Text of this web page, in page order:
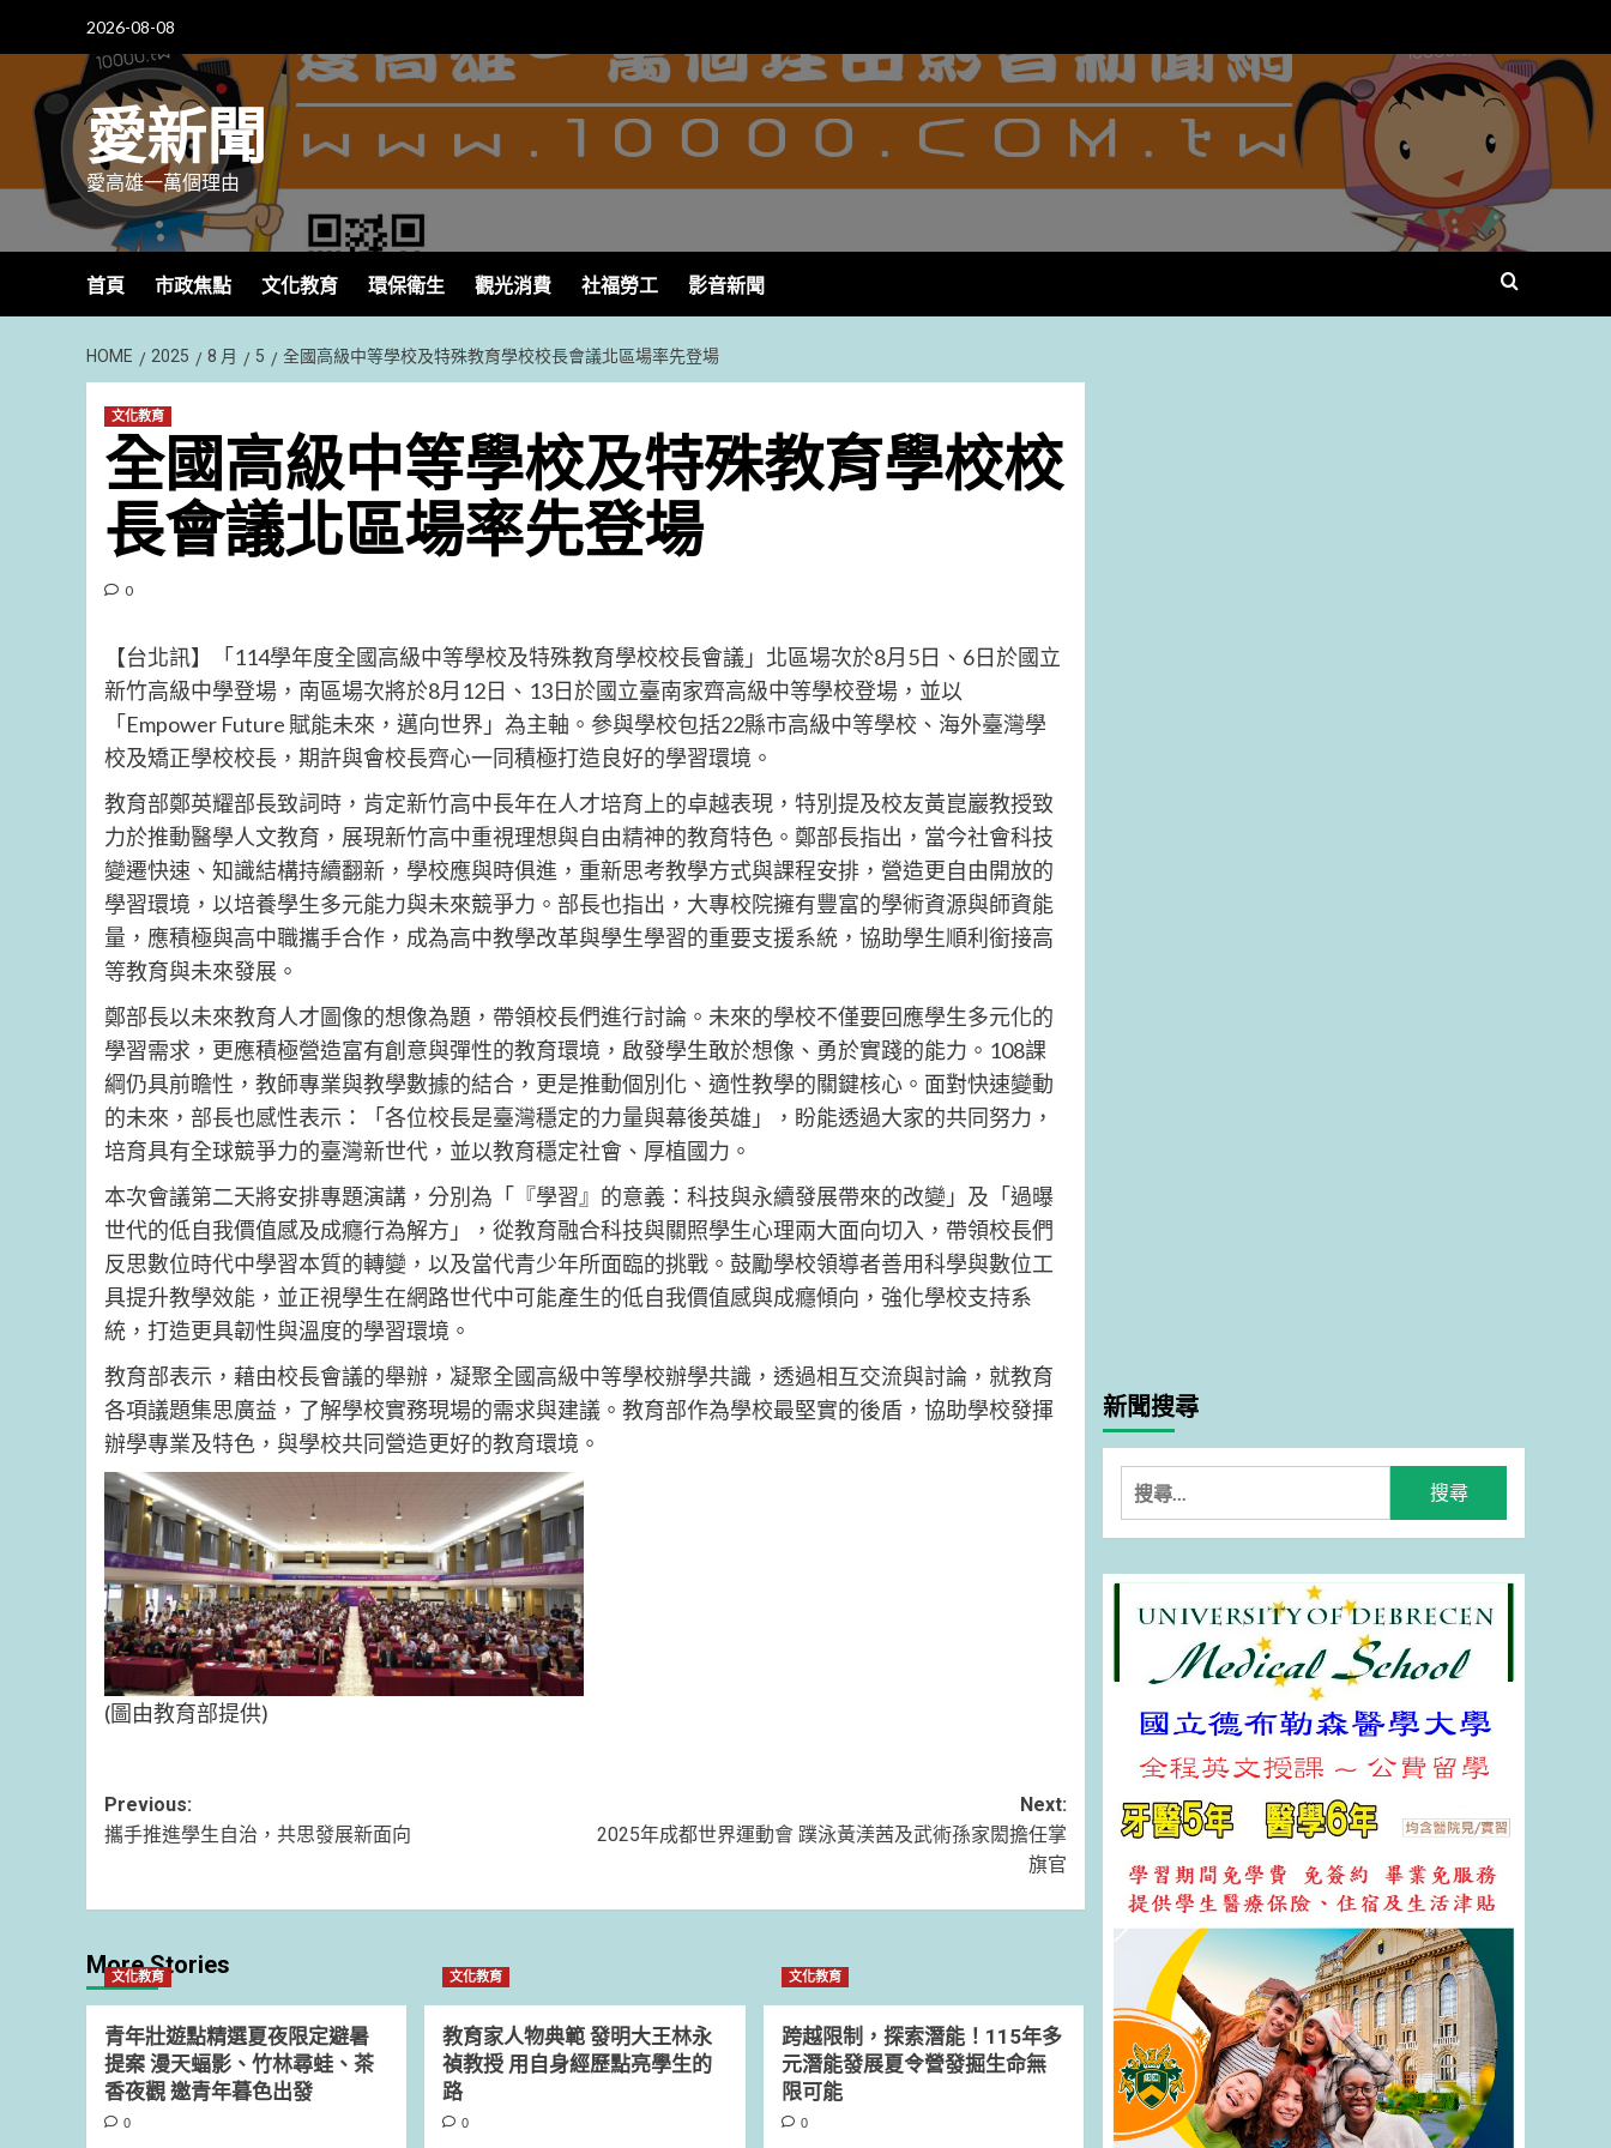
2026-08-08
愛新聞
愛高雄一萬個理由
首頁 市政焦點 文化教育 環保衛生 觀光消費 社福勞工 影音新聞
HOME 2025 8 月 5 全國高級中等學校及特殊教育學校校長會議北區場率先登場
文化教育
全國高級中等學校及特殊教育學校校
長會議北區場率先登場
0
【台北訊】「114學年度全國高級中等學校及特殊教育學校校長會議」北區場次於8月5日、6日於國立
新竹高級中學登場，南區場次將於8月12日、13日於國立臺南家齊高級中等學校登場，並以
「Empower Future 賦能未來，邁向世界」為主軸。參與學校包括22縣市高級中等學校、海外臺灣學
校及矯正學校校長，期許與會校長齊心一同積極打造良好的學習環境。
教育部鄭英耀部長致詞時，肯定新竹高中長年在人才培育上的卓越表現，特別提及校友黃崑巖教授致
力於推動醫學人文教育，展現新竹高中重視理想與自由精神的教育特色。鄭部長指出，當今社會科技
變遷快速、知識結構持續翻新，學校應與時俱進，重新思考教學方式與課程安排，營造更自由開放的
學習環境，以培養學生多元能力與未來競爭力。部長也指出，大專校院擁有豐富的學術資源與師資能
量，應積極與高中職攜手合作，成為高中教學改革與學生學習的重要支援系統，協助學生順利銜接高
等教育與未來發展。
鄭部長以未來教育人才圖像的想像為題，帶領校長們進行討論。未來的學校不僅要回應學生多元化的
學習需求，更應積極營造富有創意與彈性的教育環境，啟發學生敢於想像、勇於實踐的能力。108課
綱仍具前瞻性，教師專業與教學數據的結合，更是推動個別化、適性教學的關鍵核心。面對快速變動
的未來，部長也感性表示：「各位校長是臺灣穩定的力量與幕後英雄」，盼能透過大家的共同努力，
培育具有全球競爭力的臺灣新世代，並以教育穩定社會、厚植國力。
本次會議第二天將安排專題演講，分別為「『學習』的意義：科技與永續發展帶來的改變」及「過曝
世代的低自我價值感及成癮行為解方」，從教育融合科技與關照學生心理兩大面向切入，帶領校長們
反思數位時代中學習本質的轉變，以及當代青少年所面臨的挑戰。鼓勵學校領導者善用科學與數位工
具提升教學效能，並正視學生在網路世代中可能產生的低自我價值感與成癮傾向，強化學校支持系
統，打造更具韌性與溫度的學習環境。
教育部表示，藉由校長會議的舉辦，凝聚全國高級中等學校辦學共識，透過相互交流與討論，就教育
各項議題集思廣益，了解學校實務現場的需求與建議。教育部作為學校最堅實的後盾，協助學校發揮
辦學專業及特色，與學校共同營造更好的教育環境。
(圖由教育部提供)
Post
navigation
Previous:
攜手推進學生自治，共思發展新面向
Next:
2025年成都世界運動會 蹼泳黃渼茜及武術孫家閎擔任掌
旗官
More Stories
文化教育
青年壯遊點精選夏夜限定避暑
提案 漫天蝠影、竹林尋蛙、茶
香夜觀 邀青年暮色出發
0
文化教育
教育家人物典範 發明大王林永
禎教授 用自身經歷點亮學生的
路
0
文化教育
跨越限制，探索潛能！115年多
元潛能發展夏令營發掘生命無
限可能
0
新聞搜尋
搜
尋
關
鍵